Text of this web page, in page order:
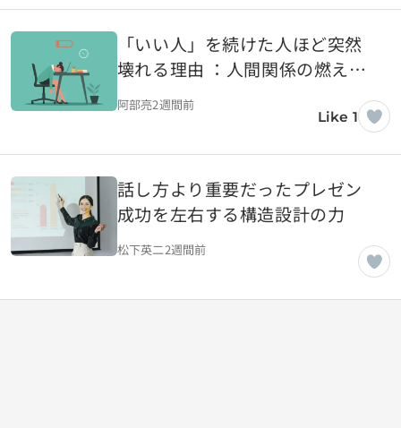
「いい人」を続けた人ほど突然
壊れる理由 ：人間関係の燃え尽
きが起きるまで
阿部亮2週間前
Like 1
話し方より重要だったプレゼン
成功を左右する構造設計の力
松下英二2週間前